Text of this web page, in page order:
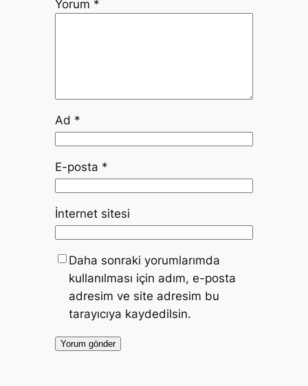
Yorum *
Ad *
E-posta *
İnternet sitesi
Daha sonraki yorumlarımda
kullanılması için adım, e-posta
adresim ve site adresim bu
tarayıcıya kaydedilsin.